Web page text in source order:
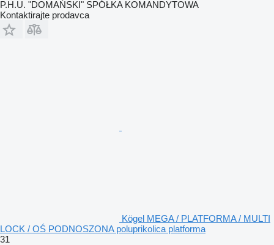
P.H.U. "DOMAŃSKI" SPÓŁKA KOMANDYTOWA
Kontaktirajte prodavca
Kögel MEGA / PLATFORMA / MULTI
LOCK / OŚ PODNOSZONA poluprikolica platforma
31